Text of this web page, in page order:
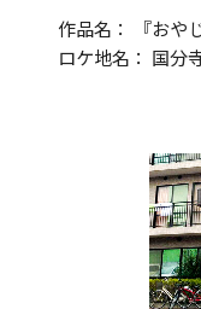
作品名： 『おや
ロケ地名： 国分